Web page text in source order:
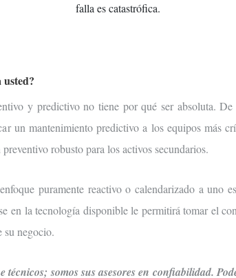
falla es catastrófica.
y predictivo no tiene por qué ser absoluta.
un mantenimiento predictivo a los equipos más
robusto para los activos secundarios.
puramente reactivo o calendarizado a uno
en la tecnología disponible le permitirá tomar el
su negocio.
somos sus asesores en confiabilidad.